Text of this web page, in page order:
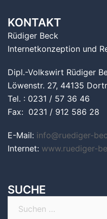
KONTAKT
Rüdiger Beck
Internetkonzeption und
Dipl.-Volkswirt Rüdiger
Löwenstr. 27, 44135
Tel. : 0231 / 57 36 46
Fax: 0231 / 912 586 28
E-Mail: info@ruediger-
Internet: www.ruediger-
SUCHE